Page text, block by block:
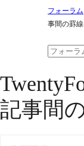
ツ
ス
フォーラム
事間の罫
検
対
象:
記事間